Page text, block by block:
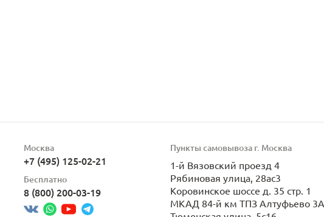
Москва
+7 (495) 125-02-21
Бесплатно
8 (800) 200-03-19
Пункты самовывоза г. Москва
1-й Вязовский проезд 4
Рябиновая улица, 28ас3
Коровинское шоссе д. 35 стр. 1
МКАД 84-й км ТПЗ Алтуфьево 3А